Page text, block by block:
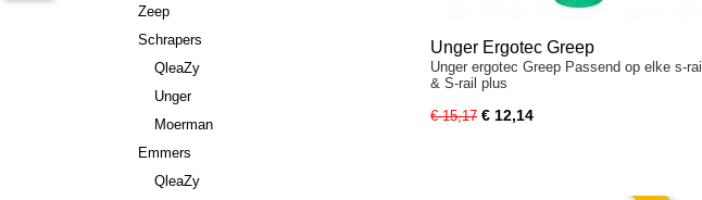
Zeep
Schrapers
QleaZy
Unger
Moerman
Emmers
QleaZy
Unger Ergotec Greep
Unger ergotec Greep Passend op elke s-rail
& S-rail plus
€ 15,17 € 12,14